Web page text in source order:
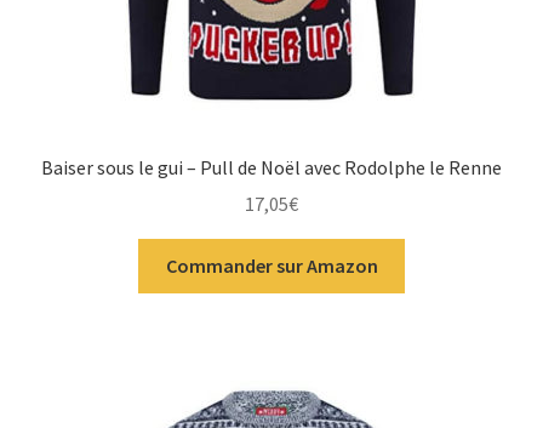
Baiser sous le gui – Pull de Noël avec Rodolphe le Renne
17,05€
Commander sur Amazon